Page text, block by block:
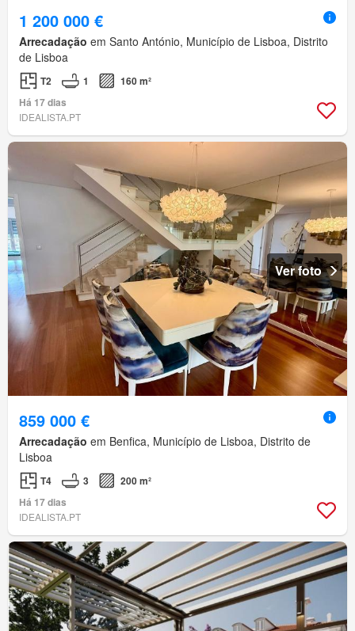
1 200 000 €
Arrecadação em Santo António, Município de Lisboa, Distrito
de Lisboa
T2 1
160 m²
Há 17 dias
IDEALISTA.PT
Ver foto
859 000 €
Arrecadação em Benfica, Município de Lisboa, Distrito de
Lisboa
T4 3
200 m²
Há 17 dias
IDEALISTA.PT